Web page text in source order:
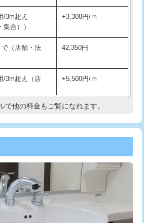
上） 66,000円
10㎝まで） 27,500円
さ10㎝超え）
㎝まで）
㎝超え） 38,500円
38,500円
現場見積
での価格です。
栓） 16,500円
工)
止め) 3,300円
具設置) 5,500円
使用（バンド止
5,500円
削・埋め戻し作
11,000円
VP・HI）使
33,000円
VP・HI）使
3m超え
集合））
+3,300円/ｍ
（店舗・法
42,350円
3m超え（店
+5,500円/ｍ
現地調査
超え +3,300円
33,000円
で他の料金もご覧になれます。